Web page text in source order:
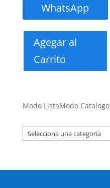
WhatsApp
Agegar al
Carrito
Modo ListaModo Catalogo
Selecciona
una